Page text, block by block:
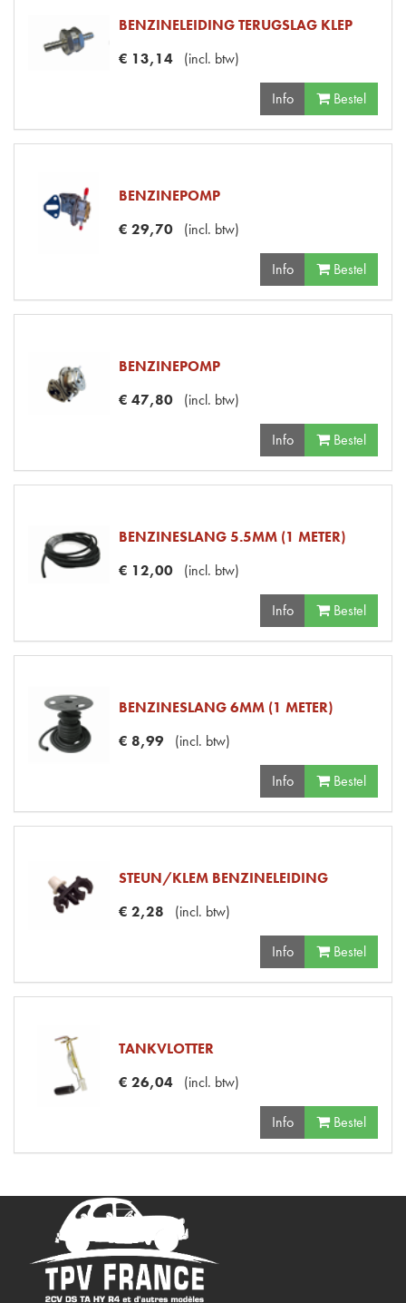
BENZINELEIDING TERUGSLAG KLEP
€ 13,14 (incl. btw)
Info Bestel
BENZINEPOMP
€ 29,70 (incl. btw)
Info Bestel
BENZINEPOMP
€ 47,80 (incl. btw)
Info Bestel
BENZINESLANG 5.5MM (1 METER)
€ 12,00 (incl. btw)
Info Bestel
BENZINESLANG 6MM (1 METER)
€ 8,99 (incl. btw)
Info Bestel
STEUN/KLEM BENZINELEIDING
€ 2,28 (incl. btw)
Info Bestel
TANKVLOTTER
€ 26,04 (incl. btw)
Info Bestel